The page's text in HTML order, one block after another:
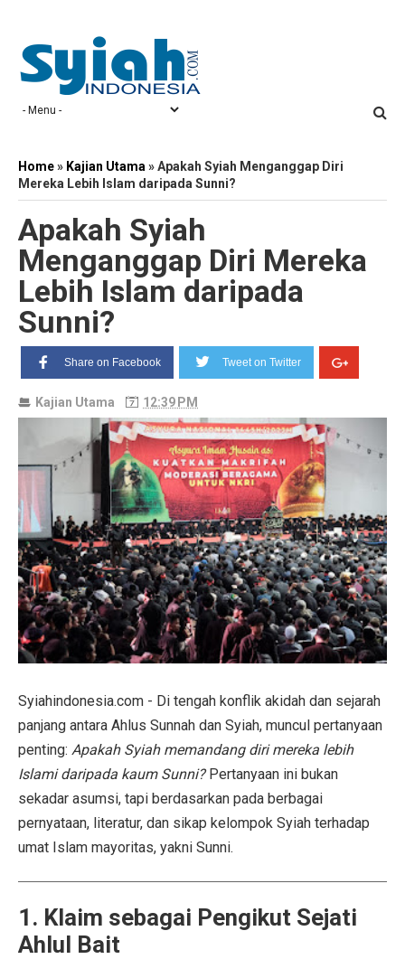
Home» Kajian Utama »Apakah Syiah Menganggap Diri
Mereka Lebih Islam daripada Sunni?
Apakah Syiah
Menganggap Diri Mereka
Lebih Islam daripada
Sunni?
Share on Facebook Tweet on Twitter
Kajian Utama 12:39 PM
Syiahindonesia.com - Di tengah konflik akidah dan sejarah
panjang antara Ahlus Sunnah dan Syiah, muncul pertanyaan
penting: Apakah Syiah memandang diri mereka lebih
Islami daripada kaum Sunni?Pertanyaan ini bukan
sekadar asumsi, tapi berdasarkan pada berbagai
pernyataan, literatur, dan sikap kelompok Syiah terhadap
umat Islam mayoritas, yakni Sunni.
1. Klaim sebagai Pengikut Sejati
Ahlul Bait